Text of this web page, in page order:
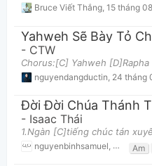
Bruce Viết Thắng, 15 tháng 08, 2023 lúc
- CTW
nguyendangductin 24 tháng 08, 2024 lúc
Đời Đời Chúa Thánh
- Isaac Thái
nguyenbinhsamuel 9 tháng
Am